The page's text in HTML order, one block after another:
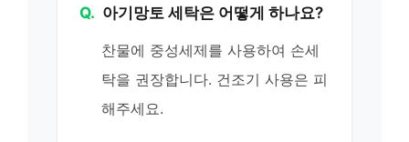
Q. 아기망토 세탁은 어떻게 하나요?
찬물에 중성세제를 사용하여 손세
탁을 권장합니다. 건조기 사용은 피
해주세요.